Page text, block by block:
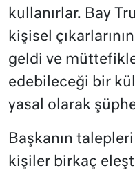
kullanırlar. Bay
kişisel
geldi ve
edebileceği bir
yasal olarak
Başkanın
kişiler birkaç